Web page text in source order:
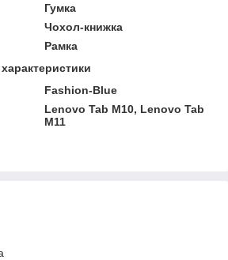
Гумка
Чохол-книжка
Рамка
Fashion-Blue
Lenovo Tab M10, Lenovo Tab
M11